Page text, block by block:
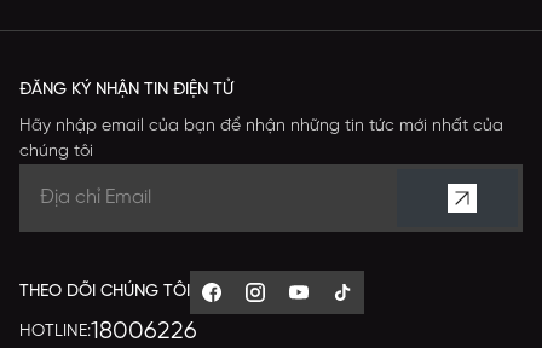
ĐĂNG KÝ NHẬN TIN ĐIỆN TỬ
Hãy nhập email của bạn để nhận những tin tức mới nhất của
chúng tôi
THEO DÕI CHÚNG TÔI
HOTLINE:18006226